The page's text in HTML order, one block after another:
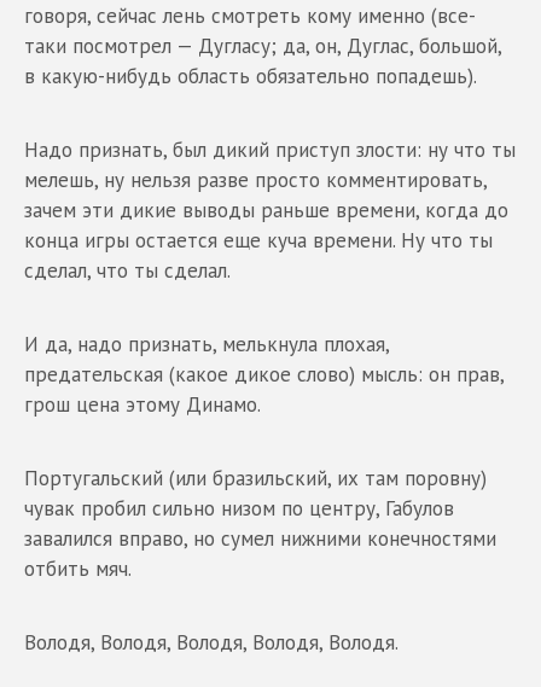
говоря, сейчас лень смотреть кому именно (все-
таки посмотрел — Дугласу; да, он, Дуглас, большой,
в какую-нибудь область обязательно попадешь).
Надо признать, был дикий приступ злости: ну что ты
мелешь, ну нельзя разве просто комментировать,
зачем эти дикие выводы раньше времени, когда до
конца игры остается еще куча времени. Ну что ты
сделал, что ты сделал.
И да, надо признать, мелькнула плохая,
предательская (какое дикое слово) мысль: он прав,
грош цена этому Динамо.
Португальский (или бразильский, их там поровну)
чувак пробил сильно низом по центру, Габулов
завалился вправо, но сумел нижними конечностями
отбить мяч.
Володя, Володя, Володя, Володя, Володя.